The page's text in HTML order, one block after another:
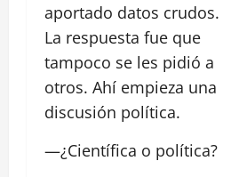
aportado datos crudos.
La respuesta fue que
tampoco se les pidió a
otros. Ahí empieza una
discusión política.
—¿Científica o política?